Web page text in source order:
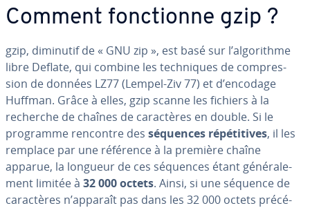
Comment fonc­tionne gzip ?
gzip, diminutif de « GNU zip », est basé sur l’al­go­rithme
libre Deflate, qui combine les tech­niques de com­pres­
sion de données LZ77 (Lempel-Ziv 77) et d’encodage
Huffman. Grâce à elles, gzip scanne les fichiers à la
recherche de chaînes de ca­rac­tères en double. Si le
programme rencontre des séquences ré­pé­ti­tives, il les
remplace par une référence à la première chaîne
apparue, la longueur de ces séquences étant gé­né­ra­le­
ment limitée à 32 000 octets. Ainsi, si une séquence de
ca­rac­tères n’apparaît pas dans les 32 000 octets pré­cé­